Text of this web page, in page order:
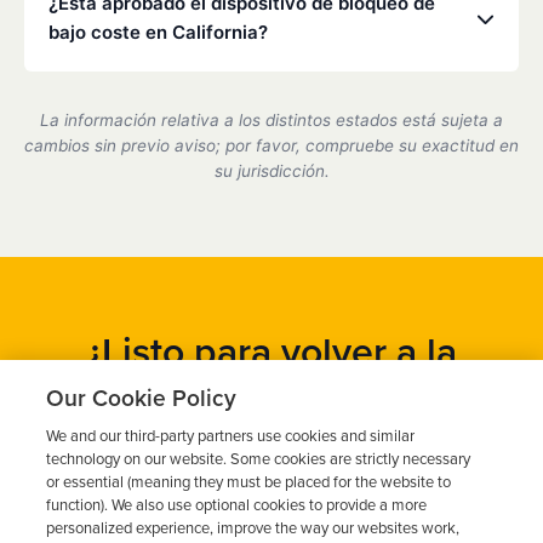
servicio en uno de nuestros centros asociados.
bajo coste en California?
de encendido certificado por el estado de California
y cumplimos plenamente con todos los requisitos
La información relativa a los distintos estados está sujeta a
cambios sin previo aviso; por favor, compruebe su exactitud en
su jurisdicción.
¿Listo para volver a la
carretera?
Obtén un presupuesto gratuito en cuestión de minutos y
programa tu instalación hoy mismo.
Our Cookie Policy
We and our third-party partners use cookies and similar
technology on our website. Some cookies are strictly necessary
or essential (meaning they must be placed for the website to
function). We also use optional cookies to provide a more
personalized experience, improve the way our websites work,